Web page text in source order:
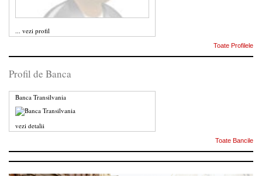
... vezi profil
Toate Profilele
Profil de Banca
Banca Transilvania
vezi detalii
Toate Bancile